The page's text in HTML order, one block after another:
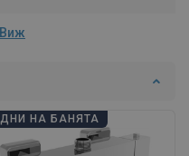
Виж
ДНИ НА БАНЯТА